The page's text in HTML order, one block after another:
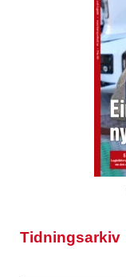
Tidningsarkiv